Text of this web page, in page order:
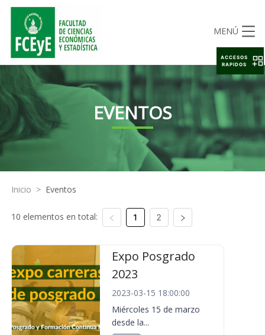
MENÚ
EVENTOS
Inicio > Eventos
10 elementos en total: 1 2
Expo Posgrado
2023
2023-03-15 18:00:00
Miércoles 15 de marzo
desde la...
ACCESOS
RAPIDOS